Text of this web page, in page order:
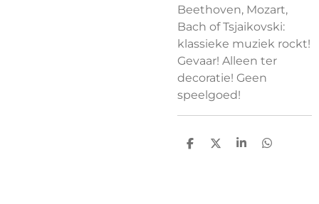
Beethoven, Mozart,
Bach of Tsjaikovski:
klassieke muziek rockt!
Gevaar! Alleen ter
decoratie! Geen
speelgoed!
D
D
S
D